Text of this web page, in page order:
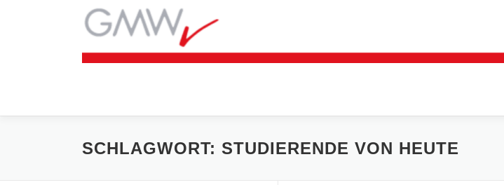
SCHLAGWORT: STUDIERENDE VON HEUTE